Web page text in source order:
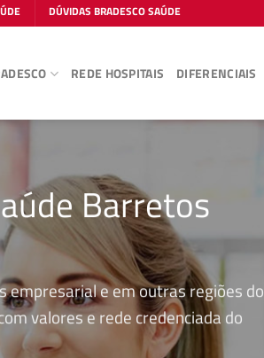
DÚVIDAS BRADESCO SAÚDE
REDE HOSPITAIS DIFERENCIAIS
Barretos
empresarial e em outras regiões do
valores e rede credenciada do